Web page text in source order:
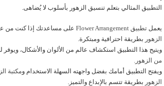
التطبيق المثالي بتعلم تنسيق الزهور بأسلوب لا يُضاهى.
يعمل تطبيق Flower Arrangement على مساعدتك إذا كنت من
الزهور بطريقة احترافية ومبتكرة.
ويتيح هذا التطبيق استكشاف عالم من الألوان والأشكال، ويوفر
من الزهور.
ويفتح التطبيق أمامك بفضل واجهته السهلة الاستخدام ومكتبة
الزهور بطريقة تتسم بالإبداع والتميز.